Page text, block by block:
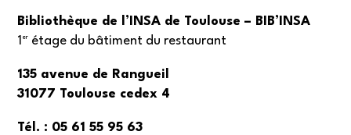
Bibliothèque de l’INSA de Toulouse – BIB’INSA
1 er étage du bâtiment du restaurant
135 avenue de Rangueil
31077 Toulouse cedex 4
Tél. : 05 61 55 95 63